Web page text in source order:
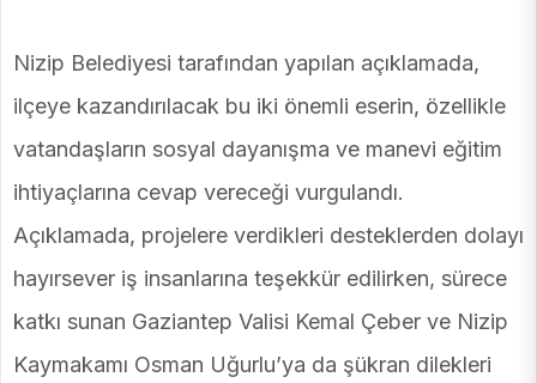
Nizip Belediyesi tarafından yapılan açıklamada,
ilçeye kazandırılacak bu iki önemli eserin, özellikle
vatandaşların sosyal dayanışma ve manevi eğitim
ihtiyaçlarına cevap vereceği vurgulandı.
Açıklamada, projelere verdikleri desteklerden dolayı
hayırsever iş insanlarına teşekkür edilirken, sürece
katkı sunan Gaziantep Valisi Kemal Çeber ve Nizip
Kaymakamı Osman Uğurlu’ya da şükran dilekleri